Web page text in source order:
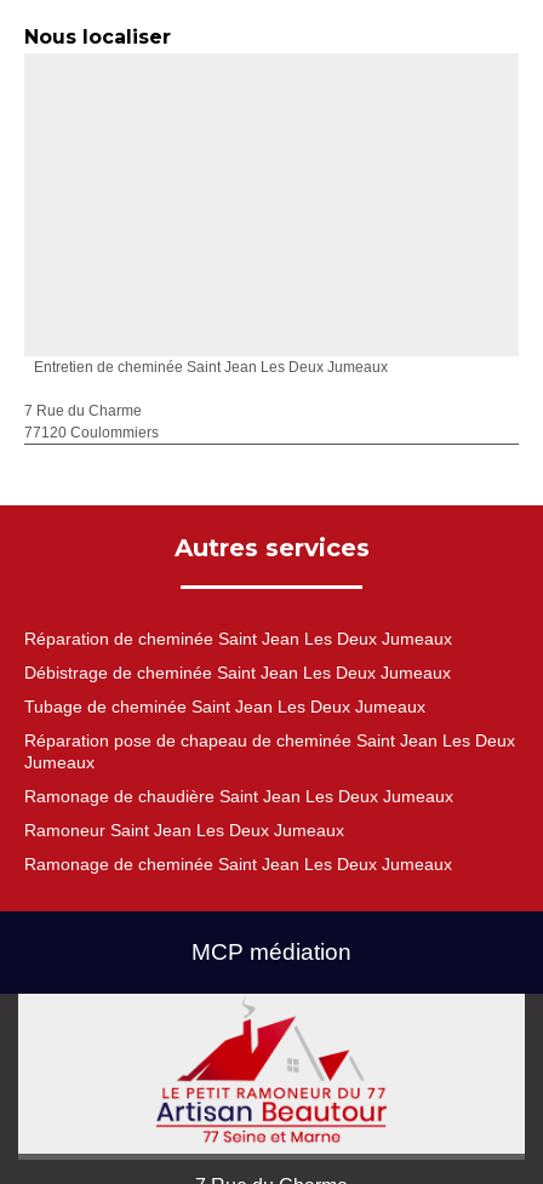
Nous localiser
Entretien de cheminée Saint Jean Les Deux Jumeaux
7 Rue du Charme
77120 Coulommiers
Autres services
Réparation de cheminée Saint Jean Les Deux Jumeaux
Débistrage de cheminée Saint Jean Les Deux Jumeaux
Tubage de cheminée Saint Jean Les Deux Jumeaux
Réparation pose de chapeau de cheminée Saint Jean Les Deux
Jumeaux
Ramonage de chaudière Saint Jean Les Deux Jumeaux
Ramoneur Saint Jean Les Deux Jumeaux
Ramonage de cheminée Saint Jean Les Deux Jumeaux
MCP médiation